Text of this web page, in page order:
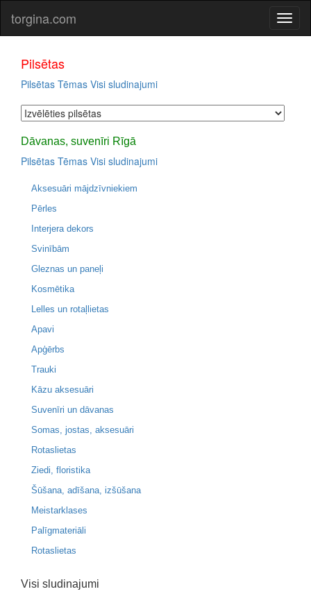
torgina.com
Pilsētas
Pilsētas Tēmas Visi sludinajumi
Dāvanas, suvenīri Rīgā
Pilsētas Tēmas Visi sludinajumi
Aksesuāri mājdzīvniekiem
Pērles
Interjera dekors
Svinībām
Gleznas un paneļi
Kosmētika
Lelles un rotaļlietas
Apavi
Apģērbs
Trauki
Kāzu aksesuāri
Suvenīri un dāvanas
Somas, jostas, aksesuāri
Rotaslietas
Ziedi, floristika
Šūšana, adīšana, izšūšana
Meistarklases
Palīgmateriāli
Rotaslietas
Visi sludinajumi